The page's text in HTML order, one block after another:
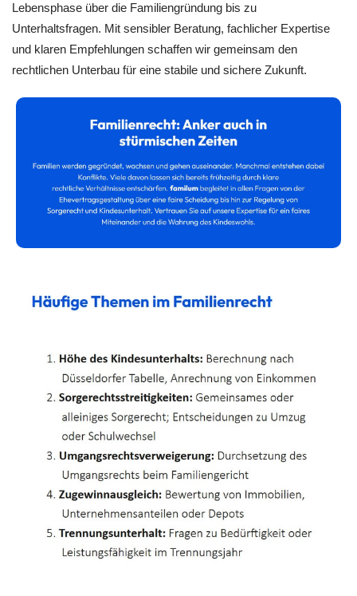
Lebensphase über die Familiengründung bis zu
Unterhaltsfragen. Mit sensibler Beratung, fachlicher Expertise
und klaren Empfehlungen schaffen wir gemeinsam den
rechtlichen Unterbau für eine stabile und sichere Zukunft.